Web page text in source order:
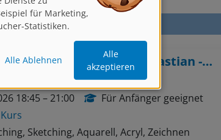
18:45 – 21:00
Für Anfänger geeignet
Sketching, Aquarell, Acryl, Zeichnen
Statistiken.
Alle
akzeptieren